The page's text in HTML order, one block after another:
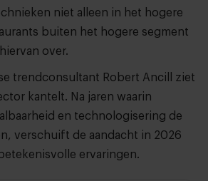
niet alleen in het hogere
buiten het hogere segment
over.
trendconsultant Robert Ancill ziet
kantelt. Na jaren waarin
en technologisering de
verschuift de aandacht in 2026
ervaringen.